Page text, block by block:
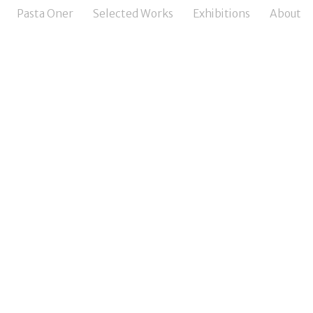
Pasta Oner Selected Works Exhibitions About